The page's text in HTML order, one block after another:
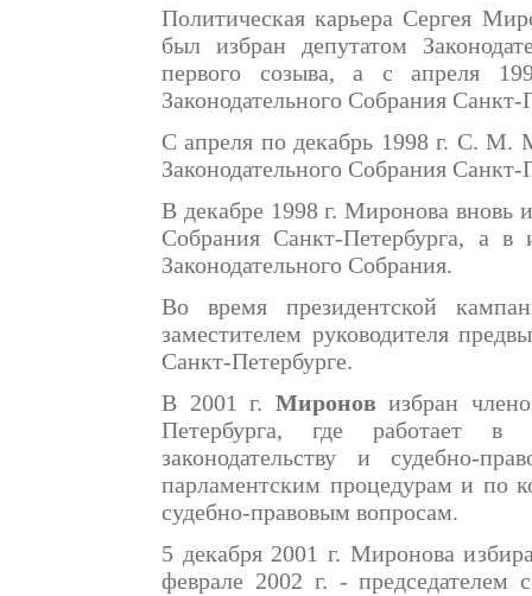
Политическая карьера Сергея
был избран депутатом
первого созыва, а с апреля
Законодательного Собрания Санкт-
С апреля по декабрь 1998 г. С. М.
Законодательного Собрания Санкт-
В декабре 1998 г. Миронова вновь
Собрания Санкт-Петербурга, а
Законодательного Собрания.
Во время президентской
заместителем руководителя
Санкт-Петербурге.
В 2001 г. Миронов избран
Петербурга, где работает в
законодательству и судебно-
парламентским процедурам и по
судебно-правовым вопросам.
5 декабря 2001 г. Миронова
феврале 2002 г. - председателем